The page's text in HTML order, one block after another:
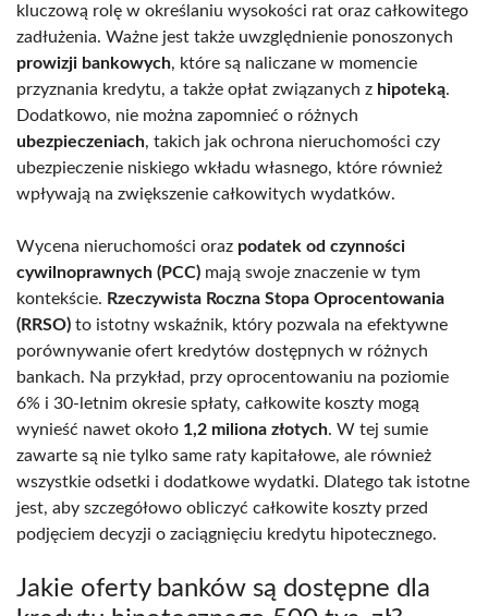
kluczową rolę w określaniu wysokości rat oraz całkowitego
zadłużenia. Ważne jest także uwzględnienie ponoszonych
prowizji bankowych, które są naliczane w momencie
przyznania kredytu, a także opłat związanych z hipoteką.
Dodatkowo, nie można zapomnieć o różnych
ubezpieczeniach, takich jak ochrona nieruchomości czy
ubezpieczenie niskiego wkładu własnego, które również
wpływają na zwiększenie całkowitych wydatków.
Wycena nieruchomości oraz podatek od czynności
cywilnoprawnych (PCC) mają swoje znaczenie w tym
kontekście. Rzeczywista Roczna Stopa Oprocentowania
(RRSO) to istotny wskaźnik, który pozwala na efektywne
porównywanie ofert kredytów dostępnych w różnych
bankach. Na przykład, przy oprocentowaniu na poziomie
6% i 30-letnim okresie spłaty, całkowite koszty mogą
wynieść nawet około 1,2 miliona złotych. W tej sumie
zawarte są nie tylko same raty kapitałowe, ale również
wszystkie odsetki i dodatkowe wydatki. Dlatego tak istotne
jest, aby szczegółowo obliczyć całkowite koszty przed
podjęciem decyzji o zaciągnięciu kredytu hipotecznego.
Jakie oferty banków są dostępne dla